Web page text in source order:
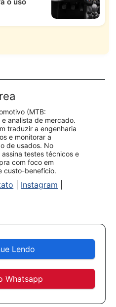
(MTB:
analista de mercado.
traduzir a engenharia
e monitorar a
de usados. No
assina testes técnicos e
com foco em
custo-benefício.
Instagram
Lendo
Whatsapp